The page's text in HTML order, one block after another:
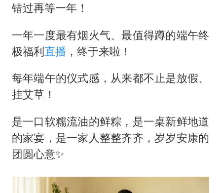
错过再等一年！
一年一度最有烟火气、最值得蹲的端午终
极福利直播 ，终于来啦！
每年端午的仪式感，从来都不止是放假、
挂艾草！
是一口软糯流油的鲜粽，是一桌新鲜地道
的家宴，是一家人整整齐齐，岁岁安康的
团圆心意✨